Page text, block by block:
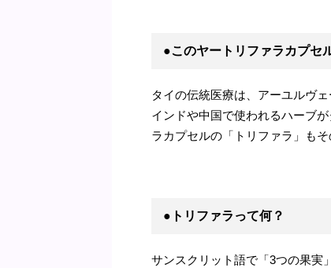
●このヤートリファラカプセ
タイの伝統医療は、アーユルヴ
インドや中国で使われるハーブ
ラカプセルの「トリファラ」も
●トリファラって何？
サンスクリット語で「3つの果実